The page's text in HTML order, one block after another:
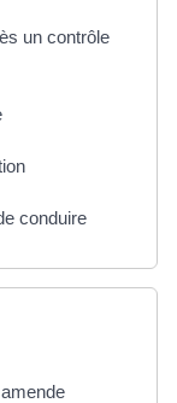
un contrôle
conduire